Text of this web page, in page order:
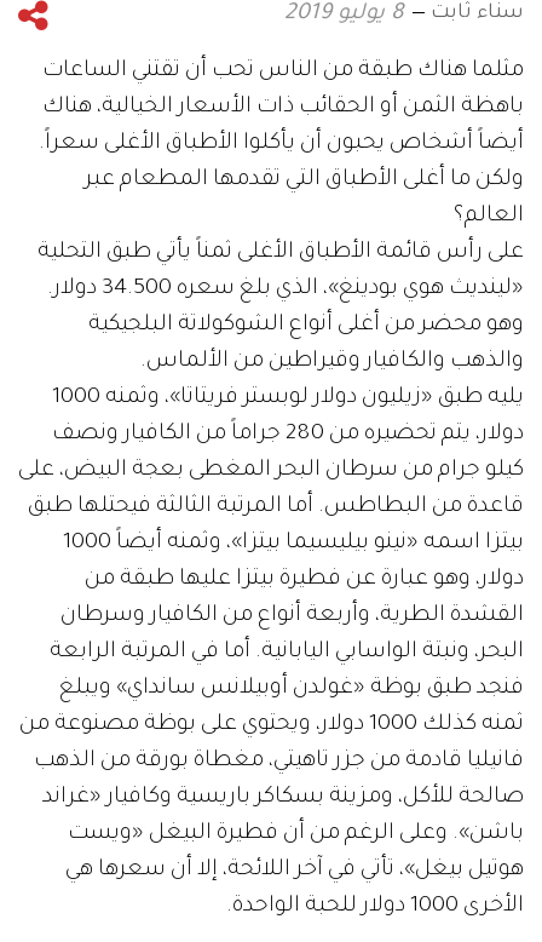
سناء ثابت 8 يوليو 2019
مثلما هناك طبقة من الناس تحب أن تقتني الساعات
باهظة الثمن أو الحقائب ذات الأسعار الخيالية، هناك
أيضاً أشخاص يحبون أن يأكلوا الأطباق الأغلى سعراً.
ولكن ما أغلى الأطباق التي تقدمها المطعام عبر
العالم؟
على رأس قائمة الأطباق الأغلى ثمناً يأتي طبق التحلية
«لينديث هوي بودينغ»، الذي بلغ سعره 34.500 دولار.
وهو محضر من أغلى أنواع الشوكولاتة البلجيكية
والذهب والكافيار وقيراطين من الألماس.
يليه طبق «زيليون دولار لوبستر فريتاتا»، وثمنه 1000
دولار، يتم تحضيره من 280 جراماً من الكافيار ونصف
كيلو جرام من سرطان البحر المغطى بعجة البيض، على
قاعدة من البطاطس. أما المرتبة الثالثة فيحتلها طبق
بيتزا اسمه «نينو بيليسيما بيتزا»، وثمنه أيضاً 1000
دولار، وهو عبارة عن فطيرة بيتزا عليها طبقة من
القشدة الطرية، وأربعة أنواع من الكافيار وسرطان
البحر، ونبتة الواسابي اليابانية. أما في المرتبة الرابعة
فنجد طبق بوظة «غولدن أوبيلانس سانداي» ويبلغ
ثمنه كذلك 1000 دولار، ويحتوي على بوظة مصنوعة من
فانيليا قادمة من جزر تاهيتي، مغطاة بورقة من الذهب
صالحة للأكل، ومزينة بسكاكر باريسية وكافيار «غراند
باشن». وعلى الرغم من أن فطيرة البيغل «ويست
هوتيل بيغل»، تأتي في آخر اللائحة، إلا أن سعرها هي
الأخرى 1000 دولار للحبة الواحدة.